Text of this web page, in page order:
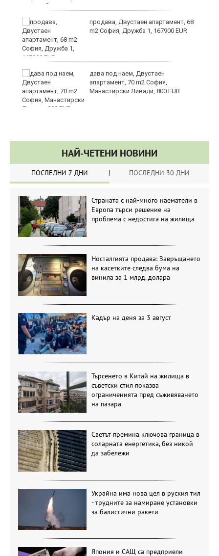
продава, Двустаен апартамент, 68
m2 София, Дружба 1, 167900 EUR
дава под наем, Двустаен
апартамент, 70 m2 София,
Манастирски Ливади, 800 EUR
НАЙ-ЧЕТЕНИ НОВИНИ
ПОСЛЕДНИ 7 ДНИ ПОСЛЕДНИ 30 ДНИ
Страната с най-много наематели в
Европа търси решение на
проблема с недостига на жилища
Носталгията продава: Завръщането
на касетките следва бума на
винила за 1 млрд. долара
Кадър на деня за 3 август
Търсенето в Китай на жилища в
съветски стил показва
ограниченията пред съживяването
на пазара
Светът премина ключова граница в
соларната енергетика, без никой
да забележи
Украйна има нова цел в руския тил
- трудните за намиране установки
за балистични ракети
Япония и САЩ са предприели